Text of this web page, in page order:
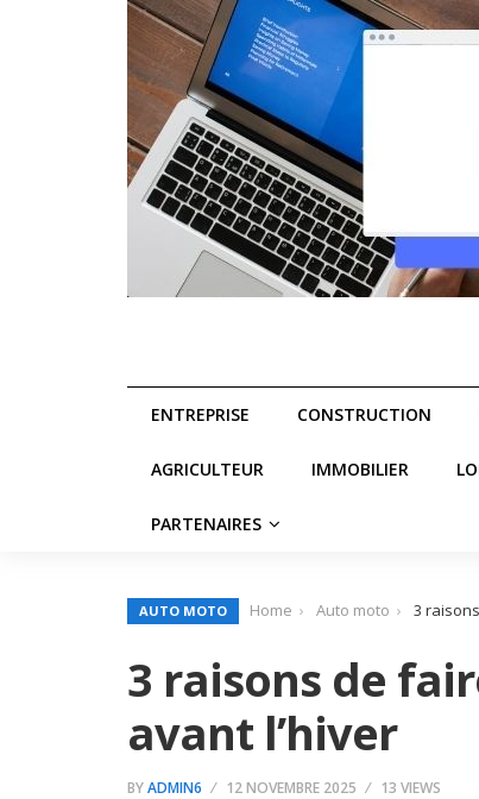
ENTREPRISE CONSTRUCTION
AGRICULTEUR IMMOBILIER
PARTENAIRES
AUTO MOTO Home Auto moto 3
3 raisons de
avant l’hiver
BYADMIN6 12 NOVEMBRE 2025 13 VIEWS